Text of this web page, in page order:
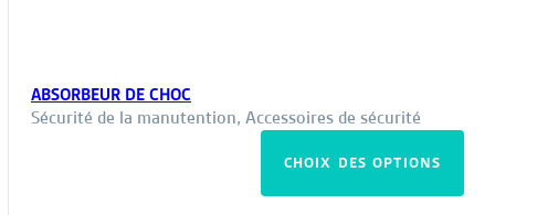
ABSORBEUR DE CHOC
Sécurité de la manutention, Accessoires de sécurité
CHOIX DES OPTIONS
a